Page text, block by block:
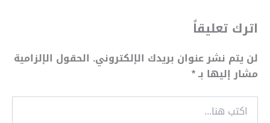
اترك تعليقاً
لن يتم نشر عنوان بريدك الإلكتروني. الحقول الإلزامية
مشار إليها بـ*
اكتب
هنا...